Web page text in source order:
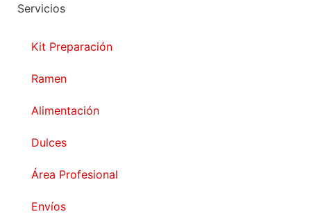
Servicios
Kit Preparación
Ramen
Alimentación
Dulces
Área Profesional
Envíos